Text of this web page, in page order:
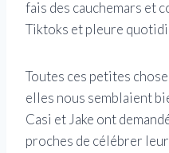
fais des cauchemars et
Tiktoks et pleure
Toutes ces petites
elles nous semblaient
Casi et Jake ont
proches de célébrer